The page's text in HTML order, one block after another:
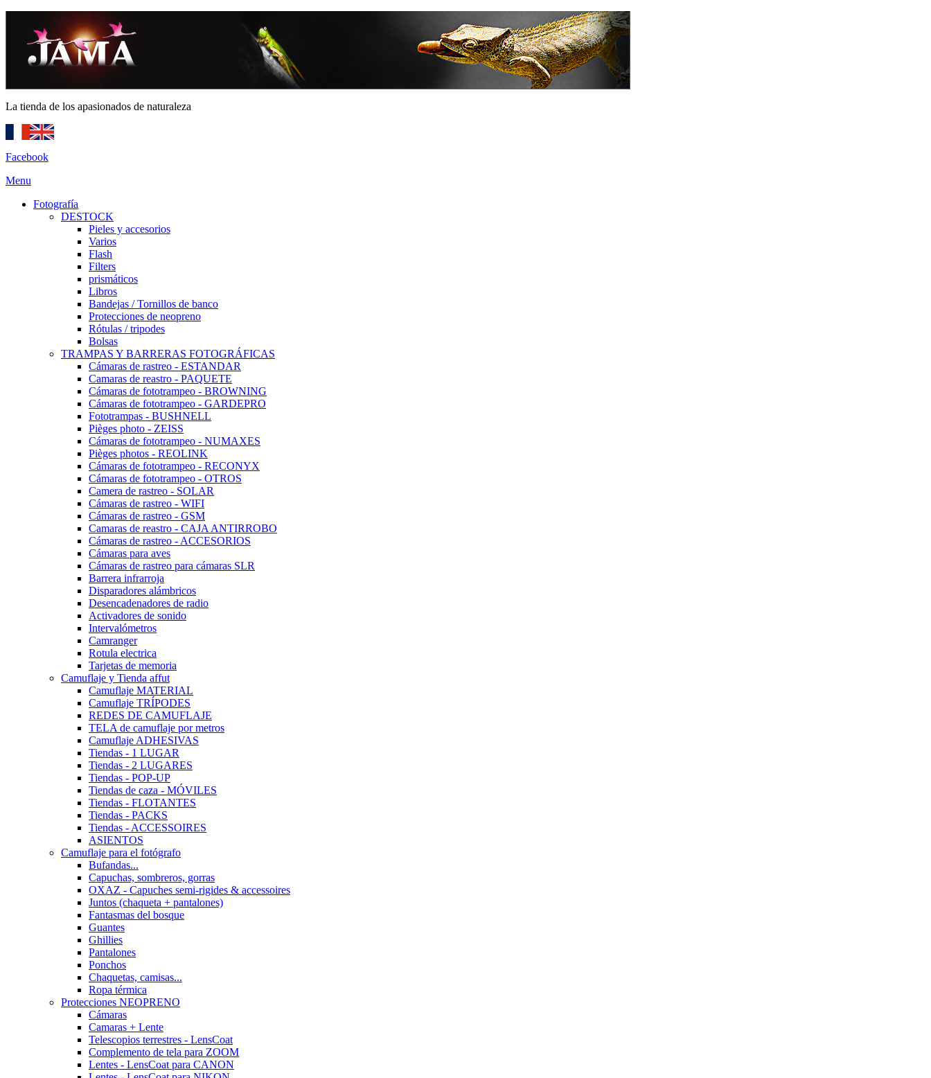
La tienda de los apasionados de naturaleza
Facebook
Menu
Fotografía
DESTOCK
Pieles y accesorios
Varios
Flash
Filters
prismáticos
Libros
Bandejas / Tornillos de banco
Protecciones de neopreno
Rótulas / tripodes
Bolsas
TRAMPAS Y BARRERAS FOTOGRÁFICAS
Cámaras de rastreo - ESTANDAR
Camaras de reastro - PAQUETE
Cámaras de fototrampeo - BROWNING
Cámaras de fototrampeo - GARDEPRO
Fototrampas - BUSHNELL
Pièges photo - ZEISS
Cámaras de fototrampeo - NUMAXES
Pièges photos - REOLINK
Cámaras de fototrampeo - RECONYX
Cámaras de fototrampeo - OTROS
Camera de rastreo - SOLAR
Cámaras de rastreo - WIFI
Cámaras de rastreo - GSM
Camaras de reastro - CAJA ANTIRROBO
Cámaras de rastreo - ACCESORIOS
Cámaras para aves
Cámaras de rastreo para cámaras SLR
Barrera infrarroja
Disparadores alámbricos
Desencadenadores de radio
Activadores de sonido
Intervalómetros
Camranger
Rotula electrica
Tarjetas de memoria
Camuflaje y Tienda affut
Camuflaje MATERIAL
Camuflaje TRÍPODES
REDES DE CAMUFLAJE
TELA de camuflaje por metros
Camuflaje ADHESIVAS
Tiendas - 1 LUGAR
Tiendas - 2 LUGARES
Tiendas - POP-UP
Tiendas de caza - MÓVILES
Tiendas - FLOTANTES
Tiendas - PACKS
Tiendas - ACCESSOIRES
ASIENTOS
Camuflaje para el fotógrafo
Bufandas...
Capuchas, sombreros, gorras
OXAZ - Capuches semi-rigides & accessoires
Juntos (chaqueta + pantalones)
Fantasmas del bosque
Guantes
Ghillies
Pantalones
Ponchos
Chaquetas, camisas...
Ropa térmica
Protecciones NEOPRENO
Cámaras
Camaras + Lente
Telescopios terrestres - LensCoat
Complemento de tela para ZOOM
Lentes - LensCoat para CANON